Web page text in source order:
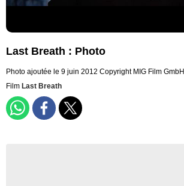
Last Breath : Photo
Photo ajoutée le 9 juin 2012 Copyright MIG Film GmbH
Film Last Breath